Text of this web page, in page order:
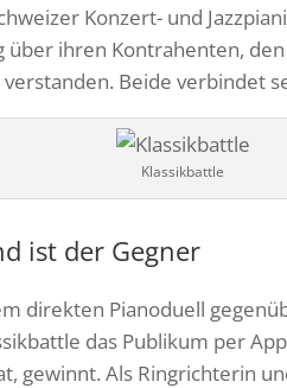
Konzert- und
über ihren Kontrahenten,
Beide verbindet
Klassikbattle
ist der Gegner
direkten Pianoduell
das Publikum per
gewinnt. Als Ringrichterin